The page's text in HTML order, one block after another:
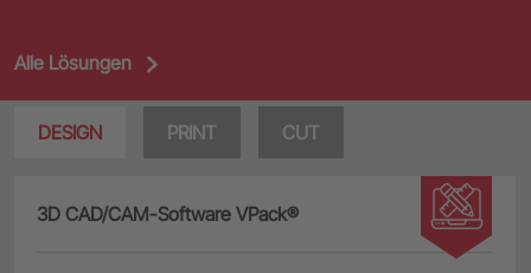
Alle Lösungen
DESIGN PRINT CUT
3D CAD/CAM-Software VPack®